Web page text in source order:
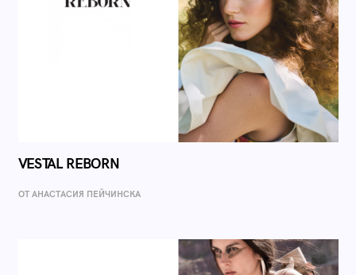
VESTAL REBORN
ОТ AНАСТАСИЯ ПЕЙЧИНСКА